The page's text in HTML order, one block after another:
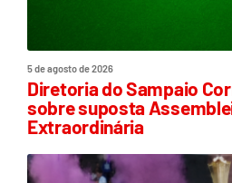
5 de agosto de 2026
Diretoria do Sampaio
sobre suposta
Extraordinária